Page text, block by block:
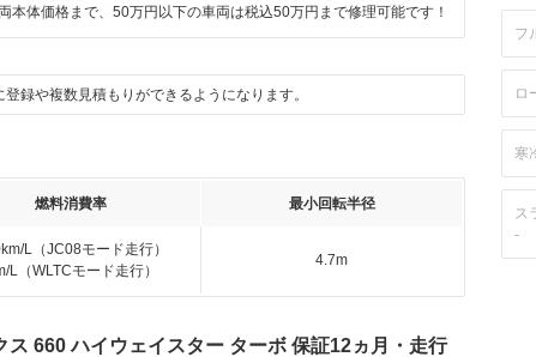
本体価格まで、50万円以下の車両は税込50万円まで修理可能です！
録や複数見積もりができるようになります。
燃料消費率 最小回転半径
L（JC08モード走行）
L（WLTCモード走行）
4.7m
660 ハイウェイスター ターボ 保証12ヵ月・走行
フ
ロ
寒
ス
-